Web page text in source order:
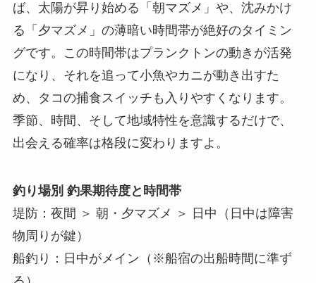
ば、太陽が昇り始める「朝マズメ」や、沈みかけ
る「夕マズメ」の薄暗い時間帯が絶好のタイミン
グです。この時間帯はプランクトンの動きが活発
になり、それを追って小魚やカニが動き出すた
め、タコの捕食スイッチも入りやすくなります。
季節、時間、そして地域特性を意識するだけで、
出会える確率は格段に変わりますよ。
釣り場別 釣果期待度と時間帯
堤防：夜間 ＞ 朝・夕マズメ ＞ 日中（日中は障害
物周りが鍵）
船釣り：日中がメイン（※船宿の出船時間に準ず